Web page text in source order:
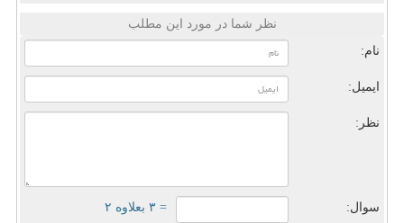
نظر شما در مورد این مطلب
نام:
ایمیل:
نظر:
سوال: = ۳ بعلاوه ۲